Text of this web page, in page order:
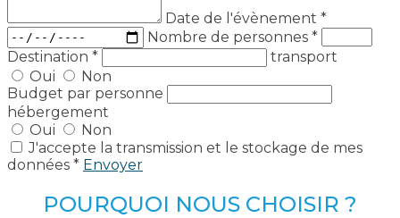
Date de l'évènement *
Nombre de personnes *
Destination *
transport
Oui
Non
Budget par personne
hébergement
Oui
Non
J'accepte la transmission et le stockage de mes
données * Envoyer
POURQUOI NOUS CHOISIR ?